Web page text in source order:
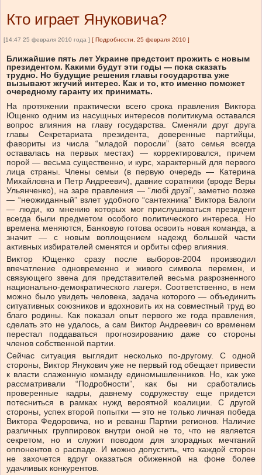
Кто играет Януковича?
[14:47 25 февраля 2010 года ] [ Подробности, 25 февраля 2010 ]
Ближайшие пять лет Украине предстоит прожить с новым
президентом. Какими будут эти годы — пока сказать
трудно. Но будущие решения главы государства уже
вызывают жгучий интерес. Как и то, кто именно поможет
очередному гаранту их принимать.
На протяжении практически всего срока правления Виктора
Ющенко одним из насущных интересов политикума оставался
вопрос влияния на главу государства. Сменяли друг друга
главы Секретариата президента, доверенные партийцы,
фавориты из числа “младой поросли” (зато семья всегда
оставалась на первых местах) — корректировался, причем
порой — весьма существенно, и курс, характерный для первого
лица страны. Члены семьи (в первую очередь — Катерина
Михайловна и Петр Андреевич), давние соратники (вроде Веры
Ульянченко), на заре правления — “любі друзі”, заметно позже
— “неожиданный” взлет удобного “сантехника” Виктора Балоги
— люди, ко мнению которых мог прислушиваться президент
всегда были предметом особого политического интереса. Но
времена меняются, Банковую готова освоить новая команда, а
значит — с новым воплощением надежд большей части
активных избирателей сменятся и орбиты сфер влияния.
Виктор Ющенко сразу после выборов-2004 производил
впечатление одновременно и живого символа перемен, и
связующего звена для представителей весьма разрозненного
национально-демократического лагеря. Соответственно, в нем
можно было увидеть человека, задача которого — объединить
ситуативных союзников и вдохновить их на совместный труд во
благо родины. Как показал опыт первого же года правления,
сделать это не удалось, а сам Виктор Андреевич со временем
перестал поддаваться прогнозированию даже со стороны
членов собственной партии.
Сейчас ситуация выглядит несколько по-другому. С одной
стороны, Виктор Янукович уже не первый год обещает привести
к власти слаженную команду единомышленников. Но, как уже
рассматривали “Подробности”, как бы ни сработались
проверенные кадры, давнему содружеству еще придется
потесниться в рамках нужд вероятной коалиции. С другой
стороны, успех второй попытки — это не только личная победа
Виктора Федоровича, но и реванш Партии регионов. Наличие
различных группировок внутри оной не то, что не является
секретом, но и служит поводом для злорадных мечтаний
оппонентов о распаде. И можно допустить, что каждой сторон
не захочется вдруг оказаться обиженной на фоне более
удачливых конкурентов.